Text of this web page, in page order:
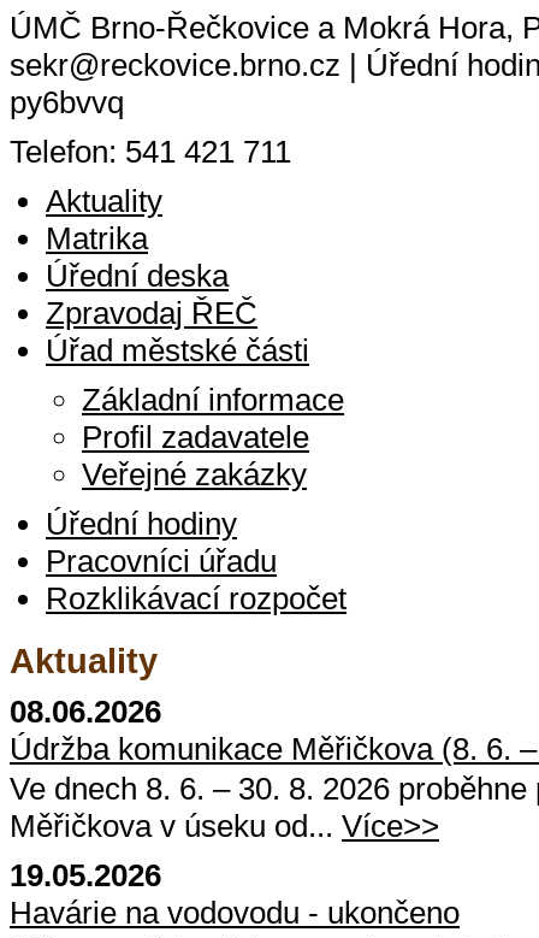
ÚMČ Brno-Řečkovice a Mokrá Hora,
sekr@reckovice.brno.cz | Úřední
py6bvvq
Telefon: 541 421 711
Aktuality
Matrika
Úřední deska
Zpravodaj ŘEČ
Úřad městské části
Základní informace
Profil zadavatele
Veřejné zakázky
Úřední hodiny
Pracovníci úřadu
Rozklikávací rozpočet
Aktuality
08.06.2026
Údržba komunikace Měřičkova (8. 6.
Ve dnech 8. 6. – 30. 8. 2026
Měřičkova v úseku od... Více>>
19.05.2026
Havárie na vodovodu - ukončeno